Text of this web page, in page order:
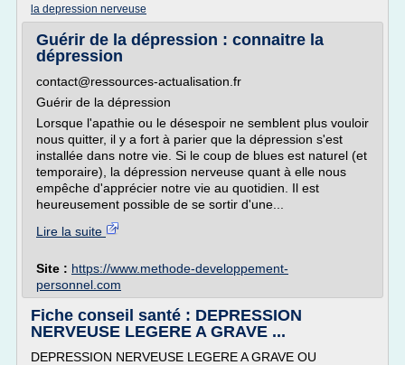
la depression nerveuse
Guérir de la dépression : connaitre la
dépression
contact@ressources-actualisation.fr
Guérir de la dépression
Lorsque l'apathie ou le désespoir ne semblent plus vouloir
nous quitter, il y a fort à parier que la dépression s'est
installée dans notre vie. Si le coup de blues est naturel (et
temporaire), la dépression nerveuse quant à elle nous
empêche d'apprécier notre vie au quotidien. Il est
heureusement possible de se sortir d'une...
Lire la suite
Site : https://www.methode-developpement-
personnel.com
Fiche conseil santé : DEPRESSION
NERVEUSE LEGERE A GRAVE ...
DEPRESSION NERVEUSE LEGERE A GRAVE OU